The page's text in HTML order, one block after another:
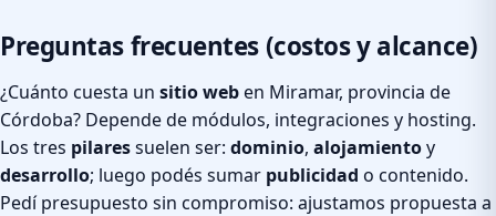
Preguntas frecuentes (costos y alcance)
¿Cuánto cuesta un sitio weben Miramar, provincia de
Córdoba? Depende de módulos, integraciones y hosting.
Los tres pilaressuelen ser: dominio, alojamientoy
desarrollo; luego podés sumar publicidad o contenido.
Pedí presupuesto sin compromiso: ajustamos propuesta a